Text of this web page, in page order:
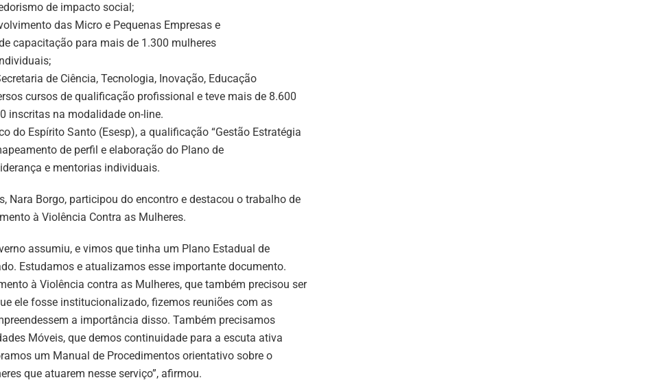
de impacto social;
das Micro e Pequenas Empresas e
capacitação para mais de 1.300 mulheres
de Ciência, Tecnologia, Inovação, Educação
cursos de qualificação profissional e teve mais de 8.600
inscritas na modalidade on-line.
do Espírito Santo (Esesp), a qualificação “Gestão Estratégia
de perfil e elaboração do Plano de
e mentorias individuais.
Nara Borgo, participou do encontro e destacou o trabalho de
à Violência Contra as Mulheres.
assumiu, e vimos que tinha um Plano Estadual de
Estudamos e atualizamos esse importante documento.
à Violência contra as Mulheres, que também precisou ser
ele fosse institucionalizado, fizemos reuniões com as
a importância disso. Também precisamos
Móveis, que demos continuidade para a escuta ativa
um Manual de Procedimentos orientativo sobre o
que atuarem nesse serviço”, afirmou.